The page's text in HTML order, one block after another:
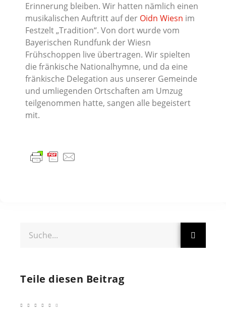
Erinnerung bleiben. Wir hatten nämlich einen
musikalischen Auftritt auf der Oidn Wiesn im
Festzelt „Tradition“. Von dort wurde vom
Bayerischen Rundfunk der Wiesn
Frühschoppen live übertragen. Wir spielten
die fränkische Nationalhymne, und da eine
fränkische Delegation aus unserer Gemeinde
und umliegenden Ortschaften am Umzug
teilgenommen hatte, sangen alle begeistert
mit.
Teile diesen Beitrag